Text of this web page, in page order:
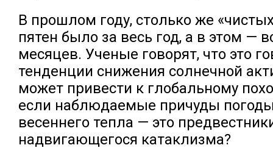
В прошлом году, столько же
пятен было за весь год, а в этом —
месяцев. Ученые говорят, что это
тенденции снижения солнечной
может привести к глобальному
если наблюдаемые причуды
весеннего тепла — это
надвигающегося катаклизма?